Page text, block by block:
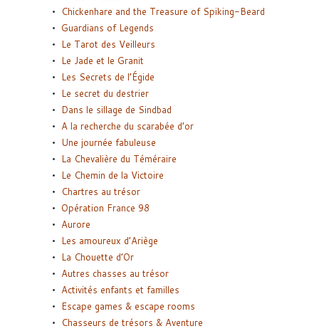
Chickenhare and the Treasure of Spiking-Beard
Guardians of Legends
Le Tarot des Veilleurs
Le Jade et le Granit
Les Secrets de l’Égide
Le secret du destrier
Dans le sillage de Sindbad
A la recherche du scarabée d’or
Une journée fabuleuse
La Chevalière du Téméraire
Le Chemin de la Victoire
Chartres au trésor
Opération France 98
Aurore
Les amoureux d’Ariège
La Chouette d’Or
Autres chasses au trésor
Activités enfants et familles
Escape games & escape rooms
Chasseurs de trésors & Aventure